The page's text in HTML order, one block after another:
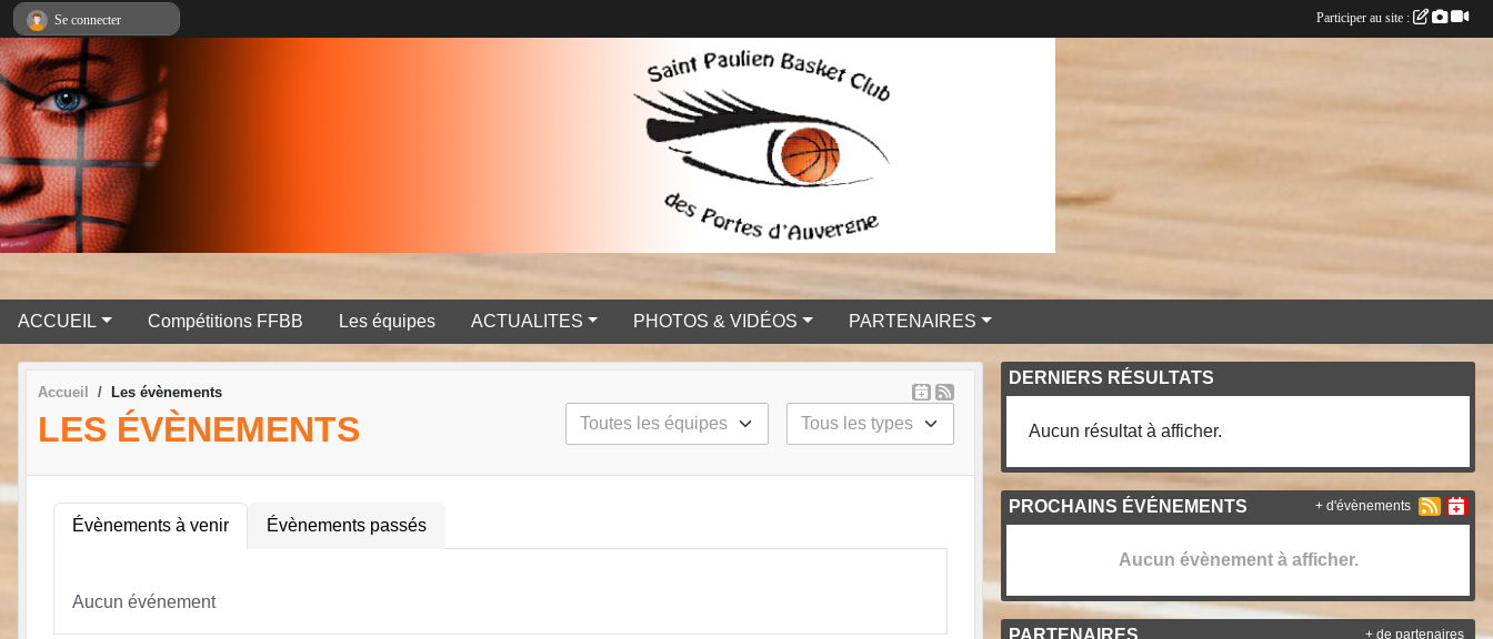
ACCUEIL Compétitions FFBB Les équipes ACTUALITES PHOTOS & VIDÉOS PARTENAIRES
Accueil Les évènements
LES ÉVÈNEMENTS
Évènements à venir Évènements passés
Aucun événement
DERNIERS RÉSULTATS
Aucun résultat à afficher.
PROCHAINS ÉVÉNEMENTS
Aucun évènement à afficher.
+ d'évènements
PARTENAIRES + de partenaires
Se connecter Participer au site :
Panneau de gestion des cookies